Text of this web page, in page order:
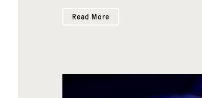
Read More